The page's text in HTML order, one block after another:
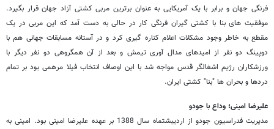
فرنگی جهان و برابر با یک آمریکایی به عنوان برترین مربی کشتی آزاد جهان قرار بگیرد.
موفقیت های بنا با کشتی گیران فرنگی کار در حالی به دست آمد که این مربی در یک
مقطع به خاطر وجود مشکلات اعلام کناره گیری کرد و در آستانه مسابقات جهانی هم با
دوپینگ دو نفر از امیدهای مدال آوری تیمش و بعد از آن همگروهی دو نفر دیگر با
ورزشکاران رژیم اشغالگر قدس مواجه شد با این اوصاف انتخاب فیلا مرهمی بود بر تمام
دردها و بحران ها "بنا" کشتی ایران.
علیرضا امینی؛ وداع با جودو
مدیریت فدراسیون جودو از اردیبشت‎ماه سال 1388 بر عهده علیرضا امینی بود. امینی به